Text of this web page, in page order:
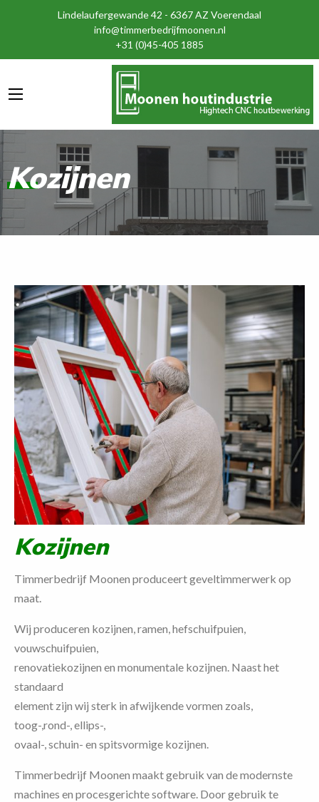
Lindelaufergewande 42 - 6367 AZ Voerendaal
info@timmerbedrijfmoonen.nl
+31 (0)45-405 1885
Kozijnen
Kozijnen
Timmerbedrijf Moonen produceert geveltimmerwerk op
maat.
Wij produceren kozijnen,ramen,hefschuifpuien,
vouwschuifpuien,
renovatiekozijnen en monumentale kozijnen. Naast het
standaard
element zijn wij sterk in afwijkende vormen zoals,
toog-,rond-,ellips-,
ovaal-,schuin- en spitsvormige kozijnen.
Timmerbedrijf Moonen maakt gebruik van de modernste
machines en procesgerichte software. Door gebruik te